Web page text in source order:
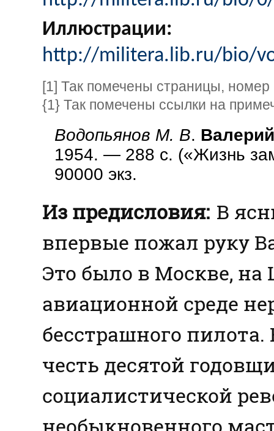
Иллюстрации:
http://militera.lib.ru/bio/
[1] Так помечены страницы, номер
{1} Так помечены ссылки на
Водопьянов М. В.
1954. — 288 с. («Жизнь
90000 экз.
Из предисловия: В
впервые пожал руку
Это было в Москве, на
авиационной среде
бесстрашного
честь десятой
социалистической